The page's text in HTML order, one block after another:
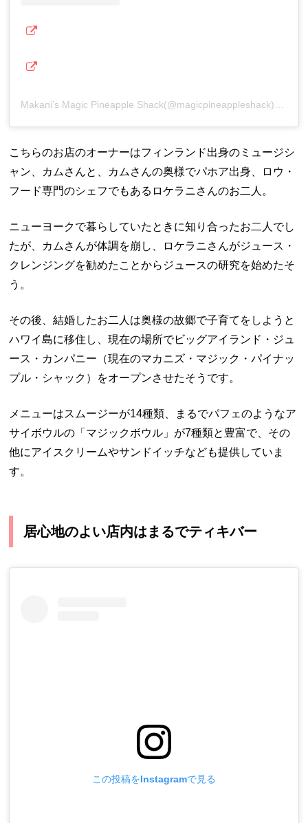
Makani’s Magic Pineapple Shack(@magicpineappleshack)がシェアした投稿
こちらのお店のオーナーはフィンランド出身のミュージシ
ャン、カムさんと、カムさんの奥様でパホア出身、ロウ・
フード専門のシェフでもあるロケラニさんのお二人。
ニューヨークで暮らしていたときに知り合ったお二人でし
たが、カムさんが体調を崩し、ロケラニさんがジュース・
クレンジングを勧めたことからジュースの研究を始めたそ
う。
その後、結婚したお二人は奥様の故郷で子育てをしようと
ハワイ島に移住し、現在の場所でビッグアイランド・ジュ
ース・カンパニー（現在のマカニズ・マジック・パイナッ
プル・シャック）をオープンさせたそうです。
メニューはスムージーが14種類、まるでパフェのようなア
サイボウルの「マジックボウル」が7種類と豊富で、その
他にアイスクリームやサンドイッチなども提供していま
す。
居心地のよい店内はまるでティキバー
この投稿をInstagramで見る